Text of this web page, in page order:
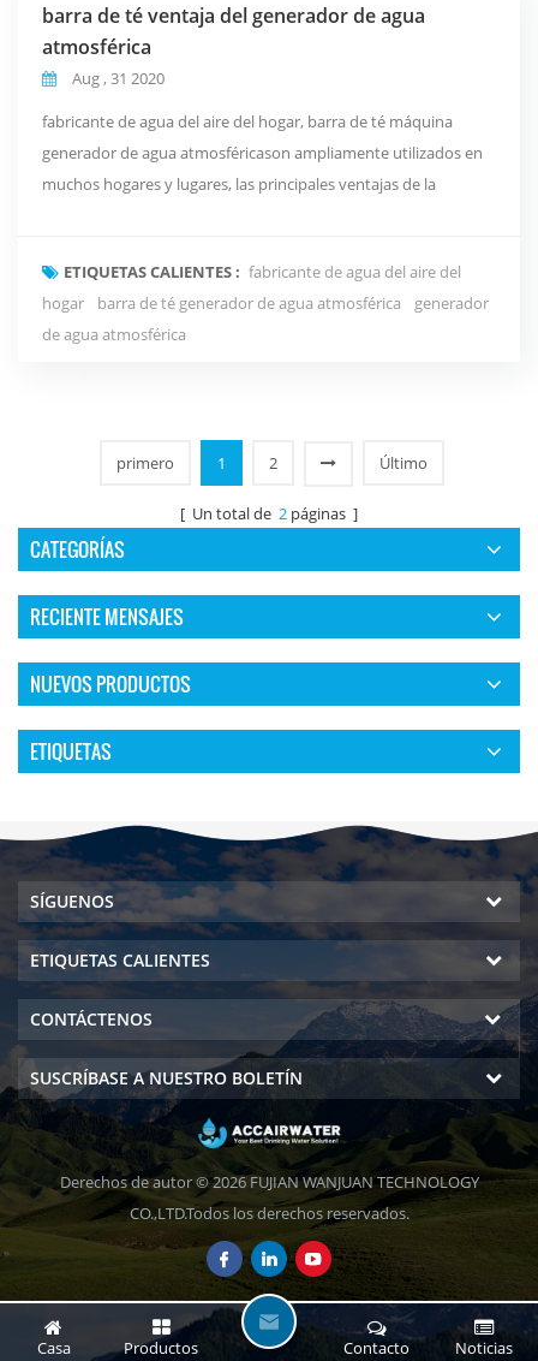
barra de té ventaja del generador de agua
atmosférica
Aug , 31 2020
fabricante de agua del aire del hogar, barra de té máquina
generador de agua atmosféricason ampliamente utilizados en
muchos hogares y lugares, las principales ventajas de la
transformación de néctar atmosférico natural que recoge el
aura del cielo y la tierra, recoge la esencia d...
ETIQUETAS CALIENTES : fabricante de agua del aire del
hogar
barra de té generador de agua atmosférica
generador
de agua atmosférica
primero 1 2 Último
[ Un total de 2 páginas ]
CATEGORÍAS
RECIENTE MENSAJES
NUEVOS PRODUCTOS
ETIQUETAS
SÍGUENOS
ETIQUETAS CALIENTES
CONTÁCTENOS
SUSCRÍBASE A NUESTRO BOLETÍN
Derechos de autor © 2026 FUJIAN WANJUAN TECHNOLOGY
CO.,LTD.Todos los derechos reservados.
Casa Productos Noticias
Contacto